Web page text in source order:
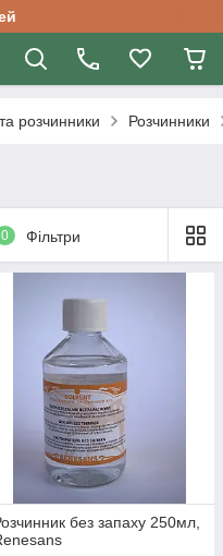
розчинники Розчинники
0 Фільтри
без запаху 250мл,